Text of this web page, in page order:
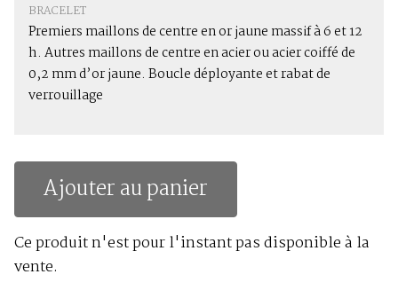
BRACELET
Premiers maillons de centre en or jaune massif à 6 et 12
h. Autres maillons de centre en acier ou acier coiffé de
0,2 mm d’or jaune. Boucle déployante et rabat de
verrouillage
Ajouter au panier
Ce produit n'est pour l'instant pas disponible à la
vente.